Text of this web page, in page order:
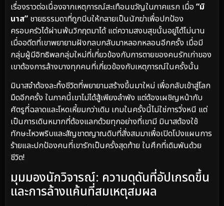
เรื่องราวต่อเนื่องจากเหตุการณ์สะเทือนขวัญในภาคแรก เมื่อ “มิ
นาส” ชายธรรมดาที่ถูกบีบให้กลายเป็นนักฆ่าเพื่อปกป้อง
ครอบครัวได้ผ่านพ้นวิกฤตมาได้ แต่ความสงบสุขนั้นอยู่ได้ไม่นาน
เมื่ออดีตที่เขาพยายามฝังกลบกลับมาหลอกหลอนอีกครั้ง เมื่อมี
กลุ่มผู้มีอิทธิพลกลุ่มใหม่ที่เกี่ยวข้องกับการตายของคนรักเก่าของ
เขาต้องการล้างบางทุกคนที่เกี่ยวข้องกับเหตุการณ์ในครั้งนั้น
มินาสจำต้องละทิ้งชีวิตที่พยายามสร้างขึ้นมาใหม่ เพื่อกลับเข้าสู่โลก
มืดอีกครั้ง ในภาคนี้เขาไม่ได้สู้เพียงลำพัง แต่ต้องเผชิญหน้ากับ
ศัตรูที่ฉลาดและโหดเหี้ยมกว่าเดิม เกมในครั้งนี้ไม่ใช่การวิ่งหนี แต่
เป็นการเดินหมากที่ต้องแลกด้วยทุกอย่างที่เขามี มินาสต้องใช้
ทักษะไหวพริบและสัญชาตญาณดิบที่สั่งสมมาเพื่อเปิดโปงแผนการ
ร้ายและปกป้องคนที่เขารักเป็นครั้งสุดท้าย ในศึกที่เดิมพันด้วย
ชีวิต!
มุมมองนักวิจารณ์: ความดุดันที่อัปเกรดขึ้น
และการล้างแค้นที่สมเหตุสมผล